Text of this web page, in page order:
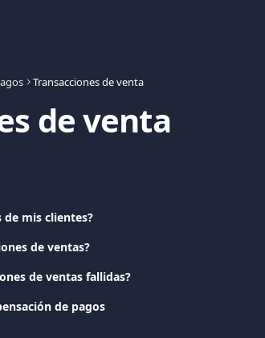
Transacciones de venta
de venta
de mis clientes?
de ventas?
de ventas fallidas?
de pagos